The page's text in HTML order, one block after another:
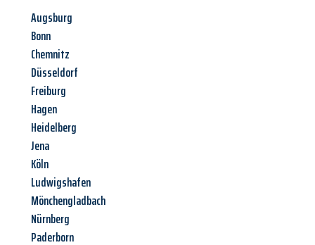
Augsburg
Bonn
Chemnitz
Düsseldorf
Freiburg
Hagen
Heidelberg
Jena
Köln
Ludwigshafen
Mönchengladbach
Nürnberg
Paderborn